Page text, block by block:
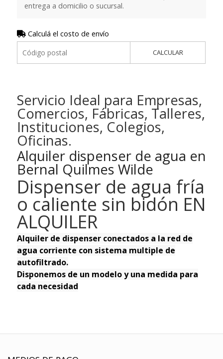
entrega a domicilio o sucursal.
Calculá el costo de envío
CALCULAR
Servicio Ideal para Empresas,
Comercios, Fábricas, Talleres,
Instituciones, Colegios,
Oficinas.
Alquiler dispenser de agua en
Bernal Quilmes Wilde
Dispenser de agua fría
o caliente sin bidón EN
ALQUILER
Alquiler de dispenser conectados a la red de
agua corriente con sistema multiple de
autofiltrado.
Disponemos de un modelo y una medida para
cada necesidad